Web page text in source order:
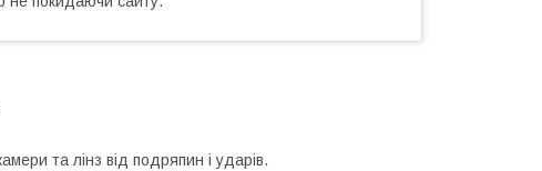
та лінз від подряпин і ударів.